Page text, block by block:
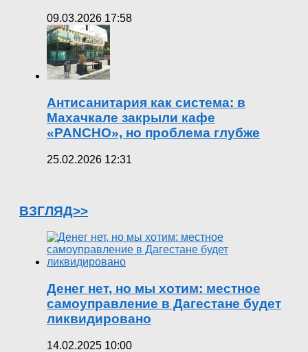
09.03.2026 17:58
Антисанитария как система: в
Махачкале закрыли кафе
«PANCHO», но проблема глубже
25.02.2026 12:31
ВЗГЛЯД>>
Денег нет, но мы хотим: местное
самоуправление в Дагестане будет
ликвидировано
14.02.2025 10:00